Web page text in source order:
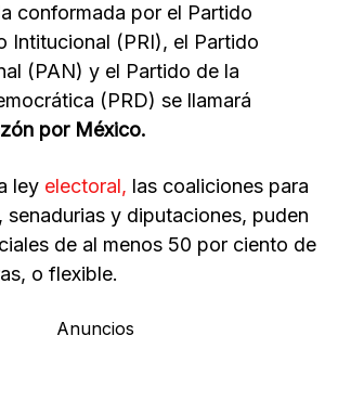
conformada por el Partido
Intitucional (PRI), el Partido
(PAN) y el Partido de la
(PRD) se llamará
por México.
ley electoral, las coaliciones para
senadurias y diputaciones, puden
de al menos 50 por ciento de
o flexible.
Anuncios